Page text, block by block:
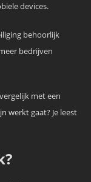
devices.
behoorlijk
bedrijven
met een
werkt gaat? Je leest